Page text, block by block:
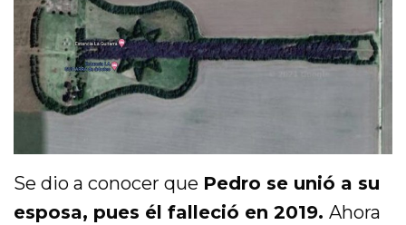
Se dio a conocer que Pedro se unió a su
esposa, pues él falleció en 2019.Ahora